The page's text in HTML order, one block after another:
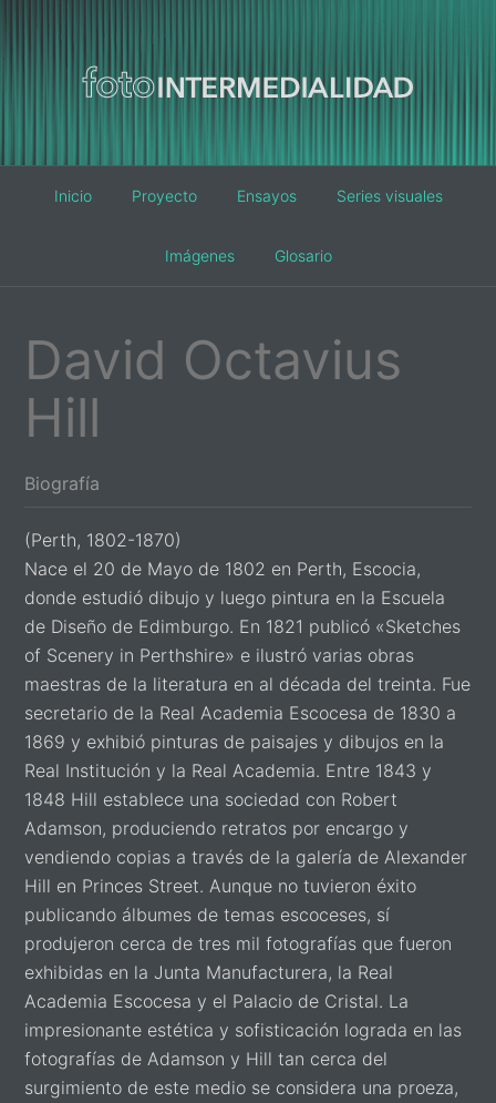
Main
Inicio Proyecto Ensayos Series visuales
Imágenes Glosario
David Octavius
Hill
Biografía
(Perth, 1802-1870)
Nace el 20 de Mayo de 1802 en Perth, Escocia,
donde estudió dibujo y luego pintura en la Escuela
de Diseño de Edimburgo. En 1821 publicó «Sketches
of Scenery in Perthshire» e ilustró varias obras
maestras de la literatura en al década del treinta. Fue
secretario de la Real Academia Escocesa de 1830 a
1869 y exhibió pinturas de paisajes y dibujos en la
Real Institución y la Real Academia. Entre 1843 y
1848 Hill establece una sociedad con Robert
Adamson, produciendo retratos por encargo y
vendiendo copias a través de la galería de Alexander
Hill en Princes Street. Aunque no tuvieron éxito
publicando álbumes de temas escoceses, sí
produjeron cerca de tres mil fotografías que fueron
exhibidas en la Junta Manufacturera, la Real
Academia Escocesa y el Palacio de Cristal. La
impresionante estética y sofisticación lograda en las
fotografías de Adamson y Hill tan cerca del
surgimiento de este medio se considera una proeza,